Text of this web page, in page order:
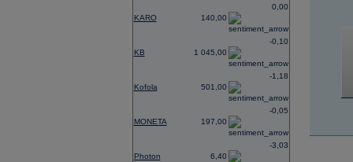
KARO 140,00
0,00
KB 1 045,00
-0,10
Kofola 501,00
-1,18
MONETA 197,00
-0,05
Photon 6,40
-3,03